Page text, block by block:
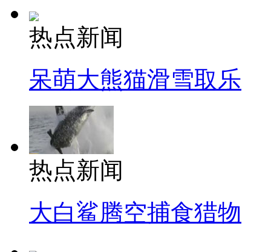
热点新闻
呆萌大熊猫滑雪取乐
热点新闻
大白鲨腾空捕食猎物